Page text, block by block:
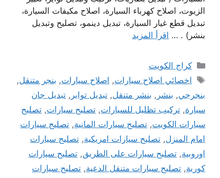
الزيوت، اصلاح كهرباء السيارة، اصلاح مكيفات السيارة،
تبديل قطع غيار السيارة، تبديل دينمو، تصليح وتبديل
بنشر) . … اقرأ المزيد
التصنيفات
كراج الكويت
الوسوم
اخصائي اصلاح سيارات, اصلاح سيارات, بنجر متنقل,
بنجرجي, بنشر , بنشر متنقل, تبديل تواير , تبديل جان
سيارة, تركيب تظليل للسيارات, تصليح سيارات, تصليح
سيارات الكويت, تصليح سيارات المانية, تصليح سيارات
امام المنزل, تصليح سيارات امريكية, تصليح سيارات
اوروبية, تصليح سيارات على الطريق, تصليح سيارات
كورية, تصليح سيارات متنقل الدعية, تصليح سيارات